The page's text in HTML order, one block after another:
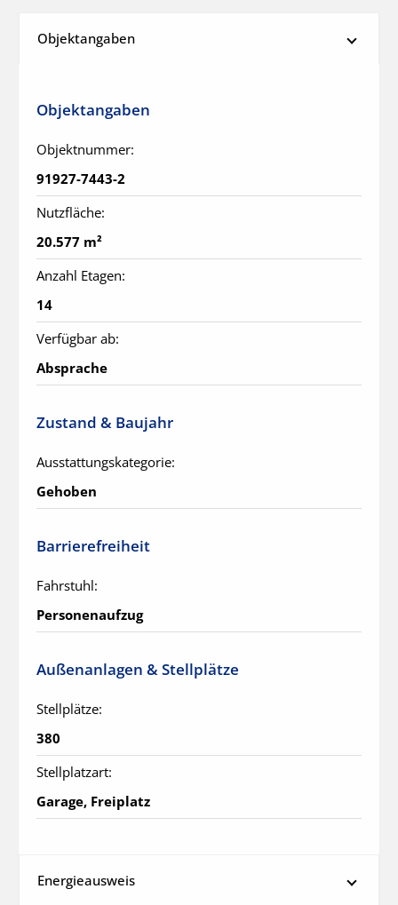
Objektangaben
Objektangaben
Objektnummer:
91927-7443-2
Nutzfläche:
20.577 m²
Anzahl Etagen:
14
Verfügbar ab:
Absprache
Zustand & Baujahr
Ausstattungskategorie:
Gehoben
Barrierefreiheit
Fahrstuhl:
Personenaufzug
Außenanlagen & Stellplätze
Stellplätze:
380
Stellplatzart:
Garage, Freiplatz
Energieausweis